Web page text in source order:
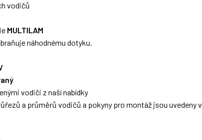
vodičů
MULTILAM
náhodnému dotyku.
vodiči z naší nabídky
a průměrů vodičů a pokyny pro montáž jsou uvedeny v